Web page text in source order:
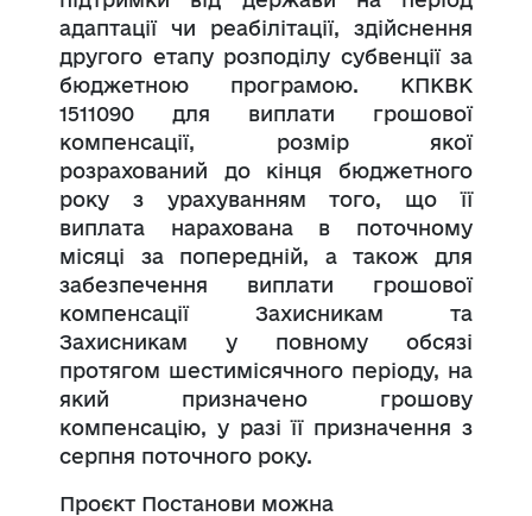
адаптації чи реабілітації, здійснення
другого етапу розподілу субвенції за
бюджетною програмою. КПКВК
1511090 для виплати грошової
компенсації, розмір якої
розрахований до кінця бюджетного
року з урахуванням того, що її
виплата нарахована в поточному
місяці за попередній, а також для
забезпечення виплати грошової
компенсації Захисникам та
Захисникам у повному обсязі
протягом шестимісячного періоду, на
який призначено грошову
компенсацію, у разі її призначення з
серпня поточного року.
Проєкт Постанови можна